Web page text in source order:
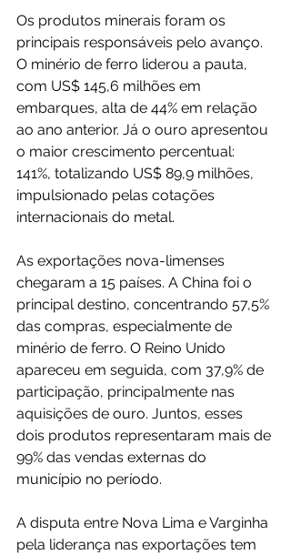
Os produtos minerais foram os
principais responsáveis pelo avanço.
O minério de ferro liderou a pauta,
com US$ 145,6 milhões em
embarques, alta de 44% em relação
ao ano anterior. Já o ouro apresentou
o maior crescimento percentual:
141%, totalizando US$ 89,9 milhões,
impulsionado pelas cotações
internacionais do metal.
As exportações nova-limenses
chegaram a 15 países. A China foi o
principal destino, concentrando 57,5%
das compras, especialmente de
minério de ferro. O Reino Unido
apareceu em seguida, com 37,9% de
participação, principalmente nas
aquisições de ouro. Juntos, esses
dois produtos representaram mais de
99% das vendas externas do
município no período.
A disputa entre Nova Lima e Varginha
pela liderança nas exportações tem